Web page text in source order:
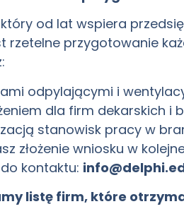
który od lat wspiera
rzetelne przygotowanie
odpylającymi i
dla firm dekarskich i
stanowisk pracy w
złożenie wniosku w
kontaktu:
listę firm, które